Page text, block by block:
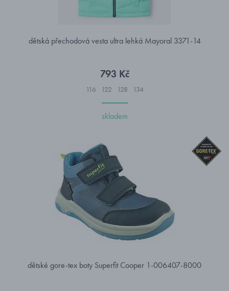
dětská přechodová vesta ultra lehká Mayoral 3371-14
793 Kč
116 122 128 134
skladem
dětské gore-tex boty Superfit Cooper 1-006407-8000